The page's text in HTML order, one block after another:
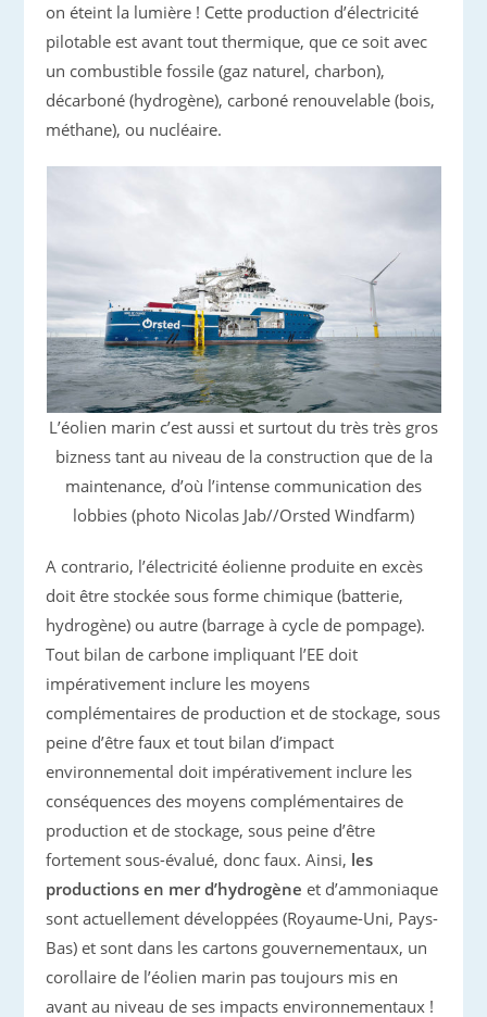
on éteint la lumière ! Cette production d’électricité
pilotable est avant tout thermique, que ce soit avec
un combustible fossile (gaz naturel, charbon),
décarboné (hydrogène), carboné renouvelable (bois,
méthane), ou nucléaire.
L’éolien marin c’est aussi et surtout du très très gros
bizness tant au niveau de la construction que de la
maintenance, d’où l’intense communication des
lobbies (photo Nicolas Jab//Orsted Windfarm)
A contrario, l’électricité éolienne produite en excès
doit être stockée sous forme chimique (batterie,
hydrogène) ou autre (barrage à cycle de pompage).
Tout bilan de carbone impliquant l’EE doit
impérativement inclure les moyens
complémentaires de production et de stockage, sous
peine d’être faux et tout bilan d’impact
environnemental doit impérativement inclure les
conséquences des moyens complémentaires de
production et de stockage, sous peine d’être
fortement sous-évalué, donc faux. Ainsi, les
productions en mer d’hydrogène et d’ammoniaque
sont actuellement développées (Royaume-Uni, Pays-
Bas) et sont dans les cartons gouvernementaux, un
corollaire de l’éolien marin pas toujours mis en
avant au niveau de ses impacts environnementaux !